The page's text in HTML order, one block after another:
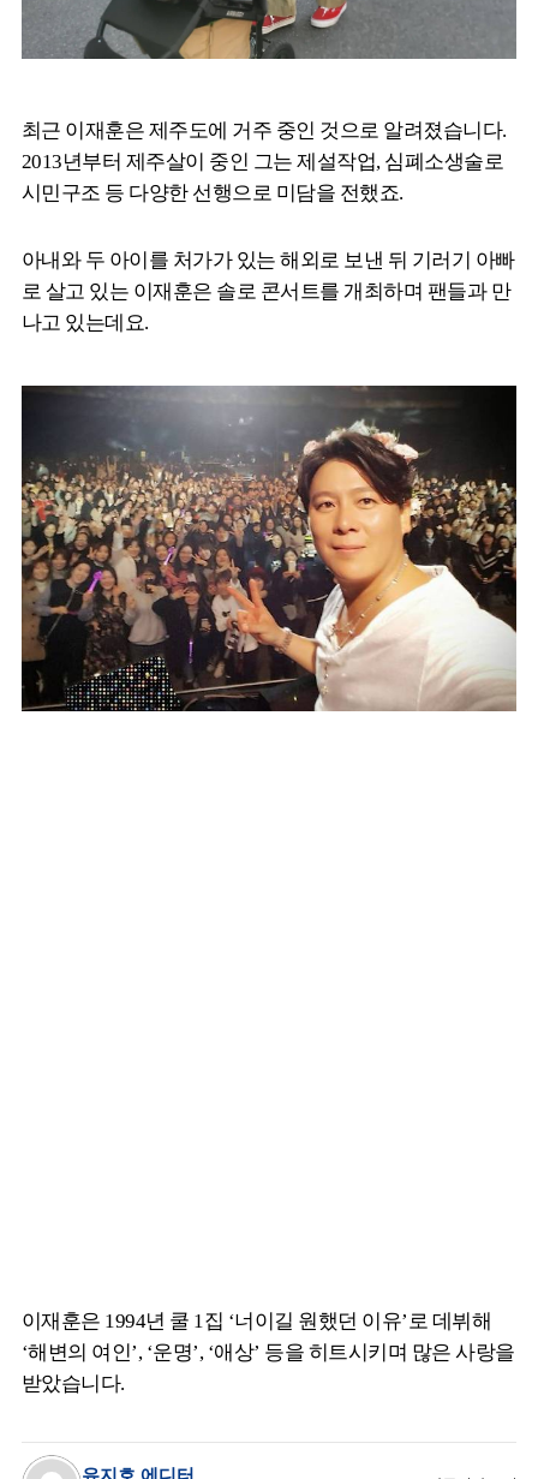
최근 이재훈은 제주도에 거주 중인 것으로 알려졌습니다.
2013년부터 제주살이 중인 그는 제설작업, 심폐소생술로
시민구조 등 다양한 선행으로 미담을 전했죠.
아내와 두 아이를 처가가 있는 해외로 보낸 뒤 기러기 아빠
로 살고 있는 이재훈은 솔로 콘서트를 개최하며 팬들과 만
나고 있는데요.
이재훈은 1994년 쿨 1집 ‘너이길 원했던 이유’로 데뷔해
‘해변의 여인’, ‘운명’, ‘애상’ 등을 히트시키며 많은 사랑을
받았습니다.